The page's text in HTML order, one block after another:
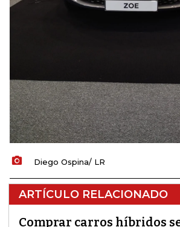
Diego Ospina/ LR
ARTÍCULO RELACIONADO
Comprar carros híbridos